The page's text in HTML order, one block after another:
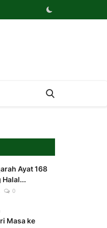
Ayat 168
Halal...
0
Masa ke